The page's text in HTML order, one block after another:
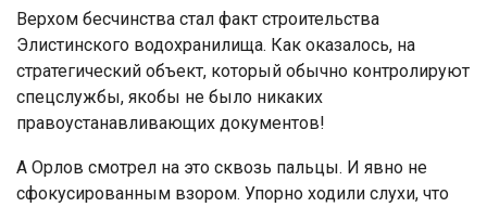
Верхом бесчинства стал факт строительства
Элистинского водохранилища. Как оказалось, на
стратегический объект, который обычно контролируют
спецслужбы, якобы не было никаких
правоустанавливающих документов!
А Орлов смотрел на это сквозь пальцы. И явно не
сфокусированным взором. Упорно ходили слухи, что